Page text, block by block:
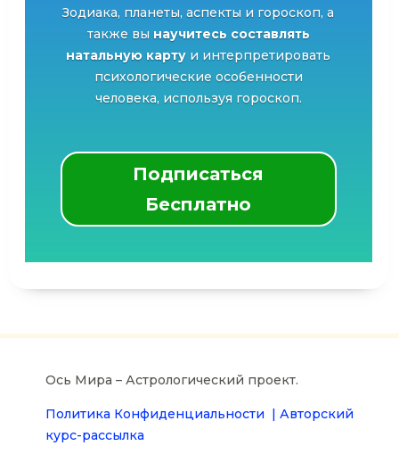
Зодиака, планеты, аспекты и гороскоп, а
также вы научитесь составлять
натальную карту и интерпретировать
психологические особенности
человека, используя гороскоп.
Подписаться
Бесплатно
Ось Мира – Астрологический проект.
Политика Конфиденциальности | Авторский
курс-рассылка